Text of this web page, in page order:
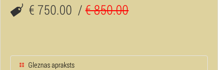
€ 750.00 /€ 850.00
Gleznas apraksts